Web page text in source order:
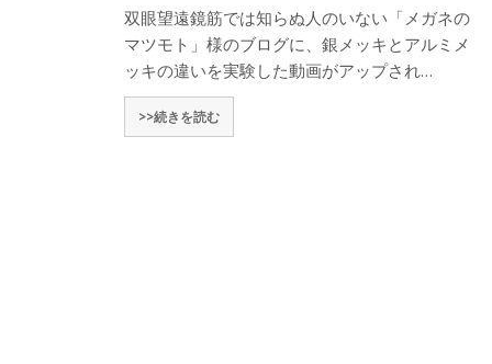
双眼望遠鏡筋では知らぬ人のいない「メガネの
マツモト」様のブログに、銀メッキとアルミメ
ッキの違いを実験した動画がアップされ…
>>続きを読む